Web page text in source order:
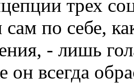
трех
по себе,
- лишь
он всегда